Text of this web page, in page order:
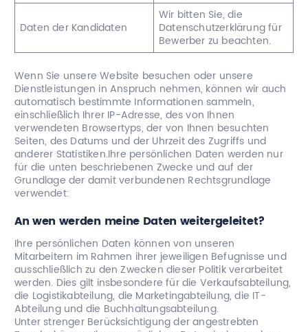
Daten der Kandidaten
Wir bitten Sie, die
Datenschutzerklärung für
Bewerber zu beachten.
Wenn Sie unsere Website besuchen oder unsere
Dienstleistungen in Anspruch nehmen, können wir auch
automatisch bestimmte Informationen sammeln,
einschließlich Ihrer IP-Adresse, des von Ihnen
verwendeten Browsertyps, der von Ihnen besuchten
Seiten, des Datums und der Uhrzeit des Zugriffs und
anderer Statistiken.Ihre persönlichen Daten werden nur
für die unten beschriebenen Zwecke und auf der
Grundlage der damit verbundenen Rechtsgrundlage
verwendet:
An wen werden meine Daten weitergeleitet?
Ihre persönlichen Daten können von unseren
Mitarbeitern im Rahmen ihrer jeweiligen Befugnisse und
ausschließlich zu den Zwecken dieser Politik verarbeitet
werden. Dies gilt insbesondere für die Verkaufsabteilung,
die Logistikabteilung, die Marketingabteilung, die IT-
Abteilung und die Buchhaltungsabteilung.
Unter strenger Berücksichtigung der angestrebten